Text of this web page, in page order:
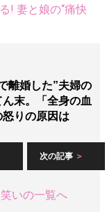
! 妻と娘の“痛快
離婚した”夫婦の
末。「全身の血
りの原因は
次の記事
いの一覧へ